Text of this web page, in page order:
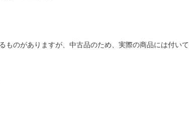
ものがありますが、中古品のため、実際の商品には付いて